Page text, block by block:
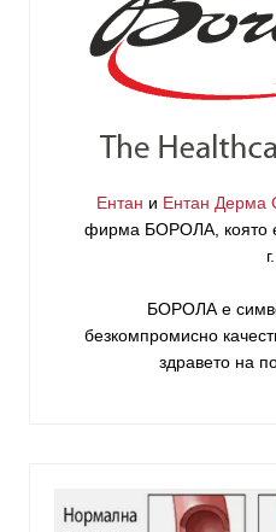
Ентан и Ентан Дерма
фирма БОРОЛА ,
г.
БОРОЛА е
безкомпромисно
здравето на